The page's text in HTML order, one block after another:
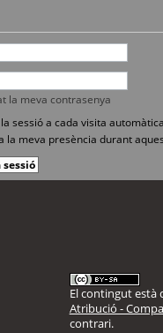
la meva contrasenya
sessió a cada visita
la meva presència durant
El contingut està
Atribució -
contrari.